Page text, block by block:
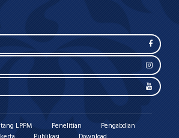
LPPM Penelitian
Pengabdian